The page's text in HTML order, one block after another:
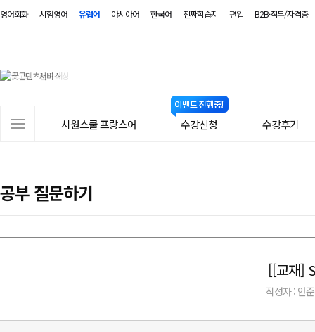
영어회화 시험영어 유럽어 아시아어 한국어 진짜학습지 편입 B2B·직무/자격증
어
뉴
시원스쿨 프랑스어 수강신청 수강후기
공부 질문하기
[[교재]
작성자 : 안